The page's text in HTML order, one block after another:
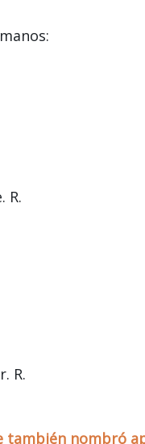
R.
R.
también nombró